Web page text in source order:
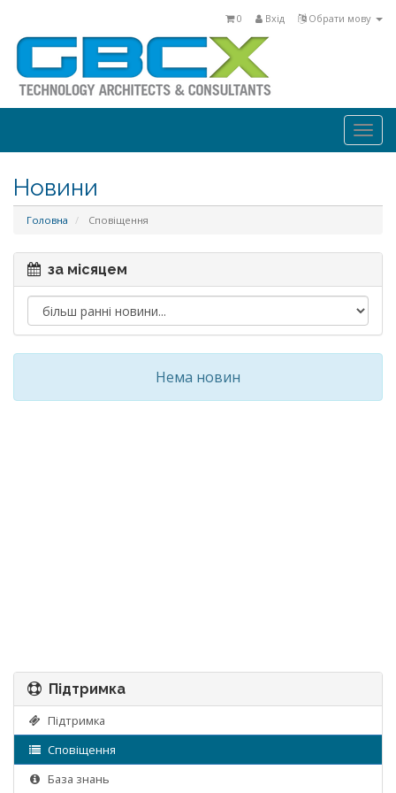
Обрати мову
Вхід
0
Новини
Головна Сповіщення
за місяцем
Нема новин
Підтримка
Підтримка
Сповіщення
База знань